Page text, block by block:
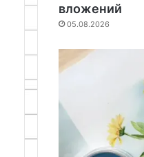
вложений
05.08.2026